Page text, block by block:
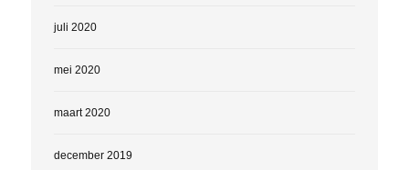
juli 2020
mei 2020
maart 2020
december 2019